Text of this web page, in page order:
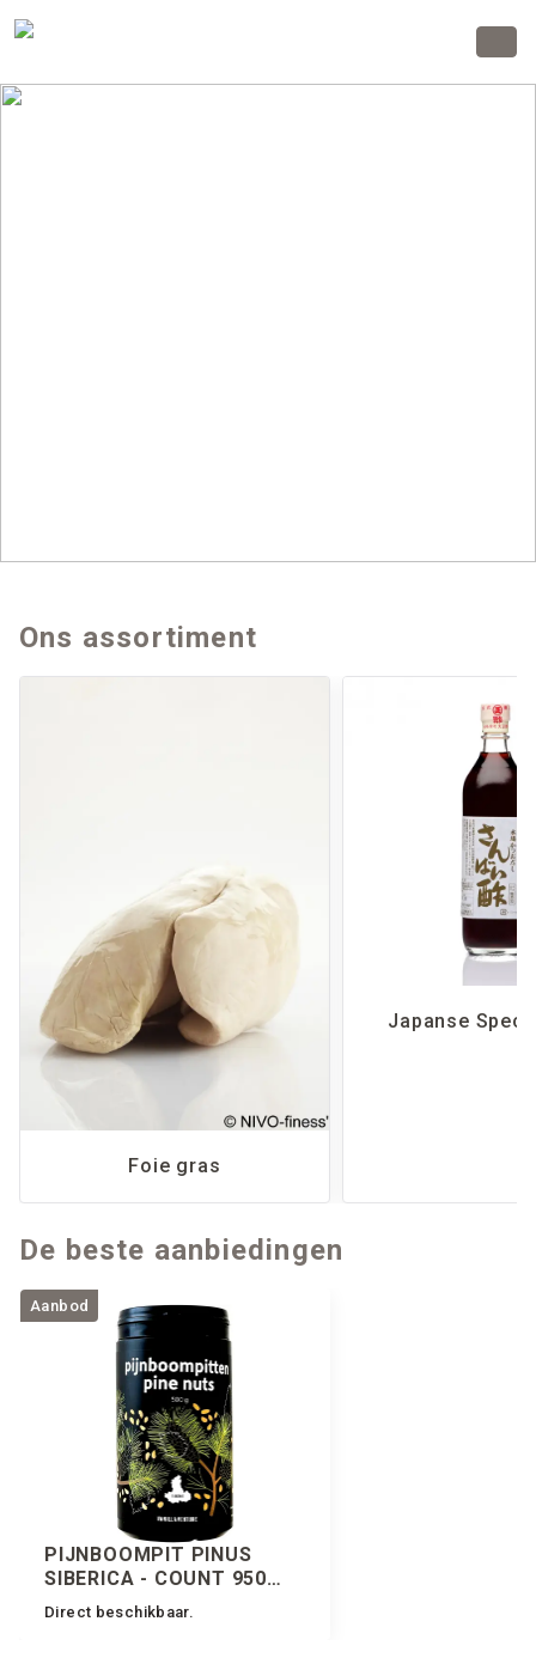
DL Fine Food and Drinks
Leverancier van smaakvolle perfectie
Ons assortiment
Foie gras
Japanse
De beste aanbiedingen
Aanbod
PIJNBOOMPIT PINUS
SIBERICA - COUNT 950
BUS 500 GRAM
Direct beschikbaar.